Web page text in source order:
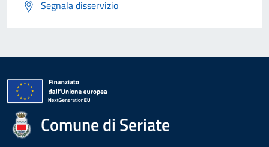
Segnala disservizio
Comune di Seriate